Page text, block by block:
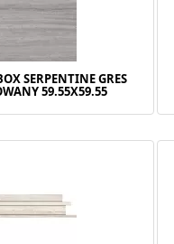
SERPENTINE GRES
59.55X59.55